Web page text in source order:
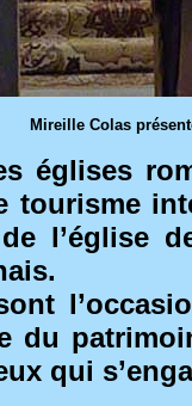
Mireille Colas
églises
tourisme
l’église
du
qui